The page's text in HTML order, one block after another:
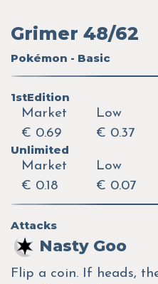
Grimer 48/62
Pokémon - Basic
1stEdition
Market
€ 0.69
Low
€ 0.37
Unlimited
Market
€ 0.18
Low
€ 0.07
Attacks
Nasty Goo
Flip a coin. If heads,